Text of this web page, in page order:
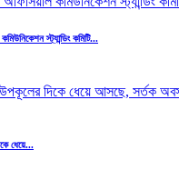
স্ট্যান্ডিং কমিটি...
ধেয়ে...